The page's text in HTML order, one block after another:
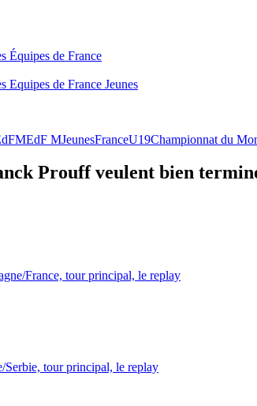
Équipes de France
Equipes de France Jeunes
EdF MJeunesFranceU19Championnat du
Prouff veulent bien
France, tour principal, le replay
tour principal, le replay